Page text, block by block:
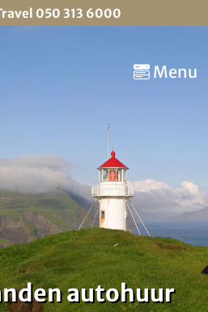
050 313 6000
Menu
autohuur